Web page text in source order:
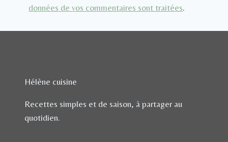
données de vos commentaires sont traitées.
Hélène cuisine
Recettes simples et de saison, à partager au
quotidien.